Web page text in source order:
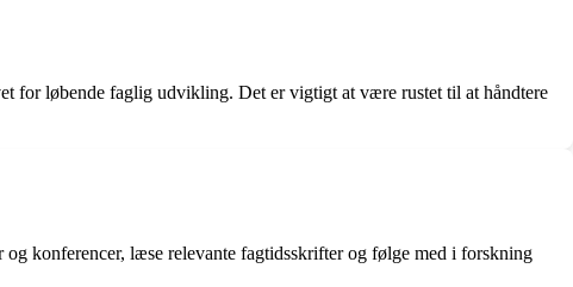
for løbende faglig udvikling. Det er vigtigt at være rustet til at håndtere
konferencer, læse relevante fagtidsskrifter og følge med i forskning